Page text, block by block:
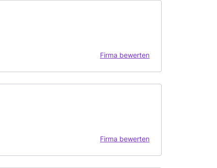
Firma bewerten
Firma bewerten